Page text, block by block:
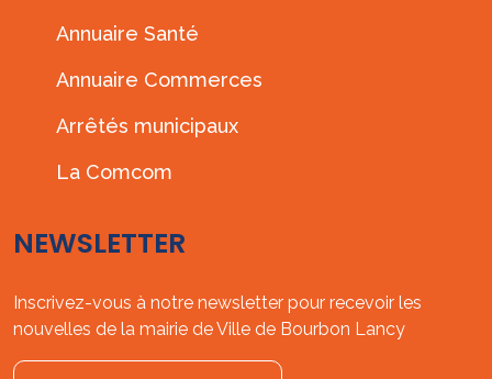
Annuaire Santé
Annuaire Commerces
Arrêtés municipaux
La Comcom
NEWSLETTER
Inscrivez-vous à notre newsletter pour recevoir les
nouvelles de la mairie de Ville de Bourbon Lancy